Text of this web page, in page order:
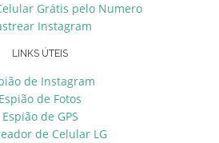
Grátis pelo Numero
Instagram
LINKS ÚTEIS
de Instagram
Espião de Fotos
Espião de GPS
de Celular LG